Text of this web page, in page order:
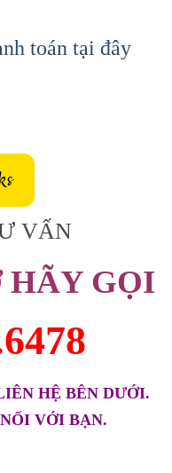
toán tại đây
VẤN
HÃY GỌI
HỆ BÊN DƯỚI.
VỚI BẠN.